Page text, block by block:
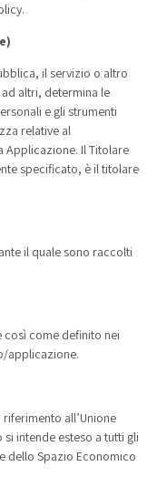
il servizio o altro
altri, determina le
e gli strumenti
relative al
Applicazione. Il Titolare
specificato, è il titolare
il quale sono raccolti
come definito nei
applicazione.
all’Unione
intende esteso a tutti gli
dello Spazio Economico